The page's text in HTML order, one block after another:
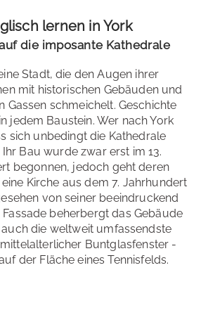
lernen in York
die imposante Kathedrale
Stadt, die den Augen ihrer
mit historischen Gebäuden und
Gassen schmeichelt. Geschichte
jedem Baustein. Wer nach York
sich unbedingt die Kathedrale
Ihr Bau wurde zwar erst im 13.
begonnen, jedoch geht deren
Kirche aus dem 7. Jahrhundert
von seiner beeindruckend
beherbergt das Gebäude
die weltweit umfassendste
Buntglasfenster -
der Fläche eines Tennisfelds.
für die Universität, 50+ Sprache
: IELTS
Baden-Württemberg, Bremen, Berlin,
Hessen, Niedersachsen,
Rheinland-Pfalz, Sachsen-Anhalt,
Holstein, Thüringen
Yorks genießen eine blühende
findet monatlich mindestens ein
sind historische Festivals und
ein Muss, aber es finden auch
Musik und Film Festivals oder
Aktuelle Festivals und Daten finden
events/category/